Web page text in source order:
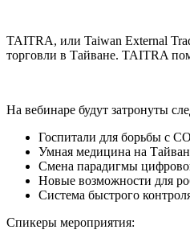
TAITRA, или Taiwan External
торговли в Тайване. TAITRA
На вебинаре будут затронуты
Госпитали для борьбы с
Умная медицина на
Смена парадигмы
Новые возможности для
Система быстрого
Спикеры мероприятия: